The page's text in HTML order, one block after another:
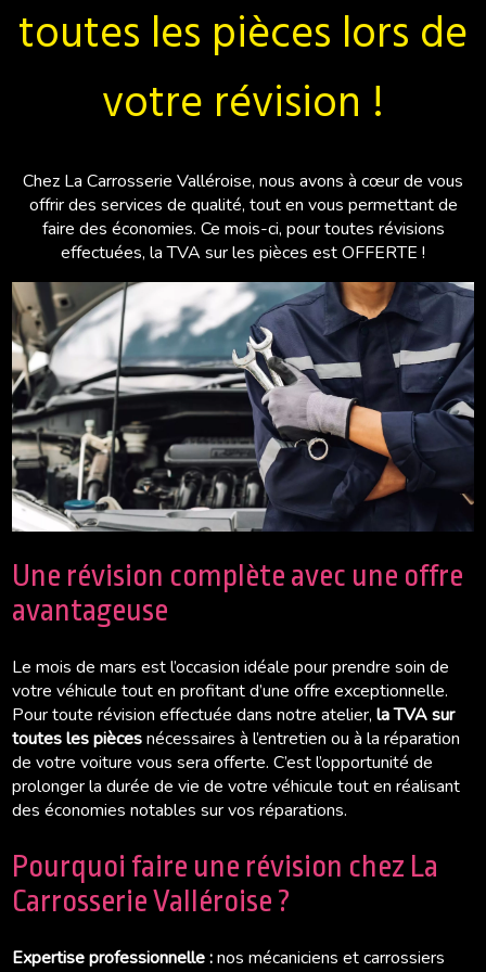
toutes les pièces lors de
votre révision !
Chez La Carrosserie Valléroise, nous avons à cœur de vous
offrir des services de qualité, tout en vous permettant de
faire des économies. Ce mois-ci, pour toutes révisions
effectuées, la TVA sur les pièces est OFFERTE !
Une révision complète avec une offre
avantageuse
Le mois de mars est l’occasion idéale pour prendre soin de
votre véhicule tout en profitant d’une offre exceptionnelle.
Pour toute révision effectuée dans notre atelier,la TVA sur
toutes les piècesnécessaires à l’entretien ou à la réparation
de votre voiture vous sera offerte. C’est l’opportunité de
prolonger la durée de vie de votre véhicule tout en réalisant
des économies notables sur vos réparations.
Pourquoi faire une révision chez La
Carrosserie Valléroise ?
Expertise professionnelle :nos mécaniciens et carrossiers